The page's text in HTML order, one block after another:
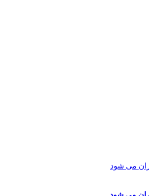
می شود